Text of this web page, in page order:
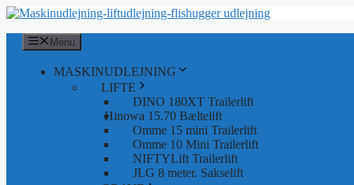
Hop
indhold
Menu
MASKINUDLEJNING
LIFTE
DINO 180XT Trailerlift
Hinowa 15.70 Bæltelift
Omme 15 mini Trailerlift
Omme 10 Mini Trailerlift
NIFTYLift Trailerlift
JLG 8 meter. Sakselift